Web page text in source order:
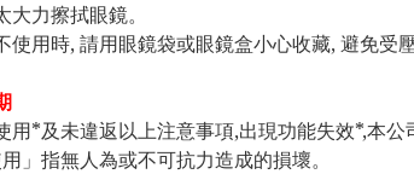
大力擦拭眼鏡。
使用時, 請用眼鏡袋或眼鏡盒小心收藏, 避免受壓
用*及未違返以上注意事項,出現功能失效*,本
」指無人為或不可抗力造成的損壞。